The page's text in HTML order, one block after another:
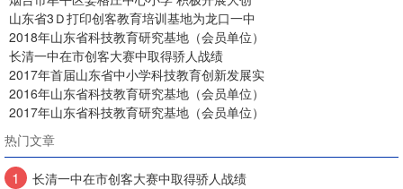
山东省3Ｄ打印创客教育培训基地为龙口一中
2018年山东省科技教育研究基地（会员单位）
长清一中在市创客大赛中取得骄人战绩
2017年首届山东省中小学科技教育创新发展实
2016年山东省科技教育研究基地（会员单位）
2017年山东省科技教育研究基地（会员单位）
热门文章
1 长清一中在市创客大赛中取得骄人战绩